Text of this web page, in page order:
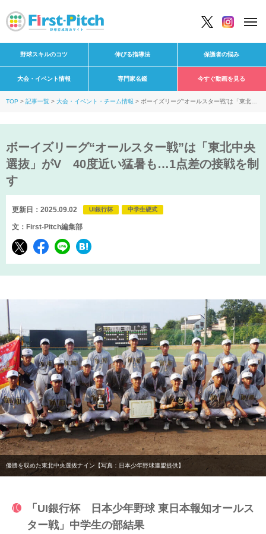
野球スキルのコツ 伸びる指導法 保護者の悩み
大会・イベント情報 専門家名鑑 今すぐ動画を見る
TOP 記事一覧 大会・イベント・チーム情報
ボーイズリーグ“オールスター戦”は「東北中
ボーイズリーグ“オールスター戦”は「東北中央
選抜」がV 40度近い猛暑も…1点差の接戦を制
す
更新日：2025.09.02 UI銀行杯 中学生硬式
文：First-Pitch編集部
優勝を収めた東北中央選抜ナイン【写真：日本少年野球連盟提供】
「UI銀行杯 日本少年野球 東日本報知オールス
ター戦」中学生の部結果